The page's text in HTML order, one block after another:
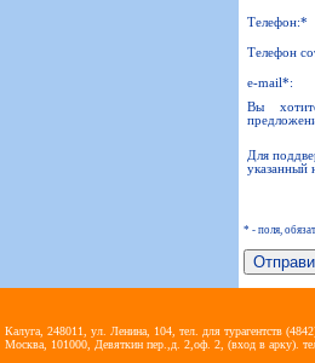
Телефон:*
Телефон
e-mail*:
Вы
Для
указанный
* - поля,
Калуга, 248011, ул. Ленина, 104, тел. для турагентств
Москва, 101000, Девяткин пер.,д. 2,оф. 2, (вход в арку).